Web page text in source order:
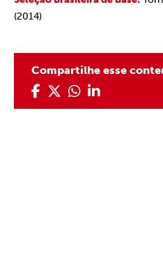
(2014)
Compartilhe esse